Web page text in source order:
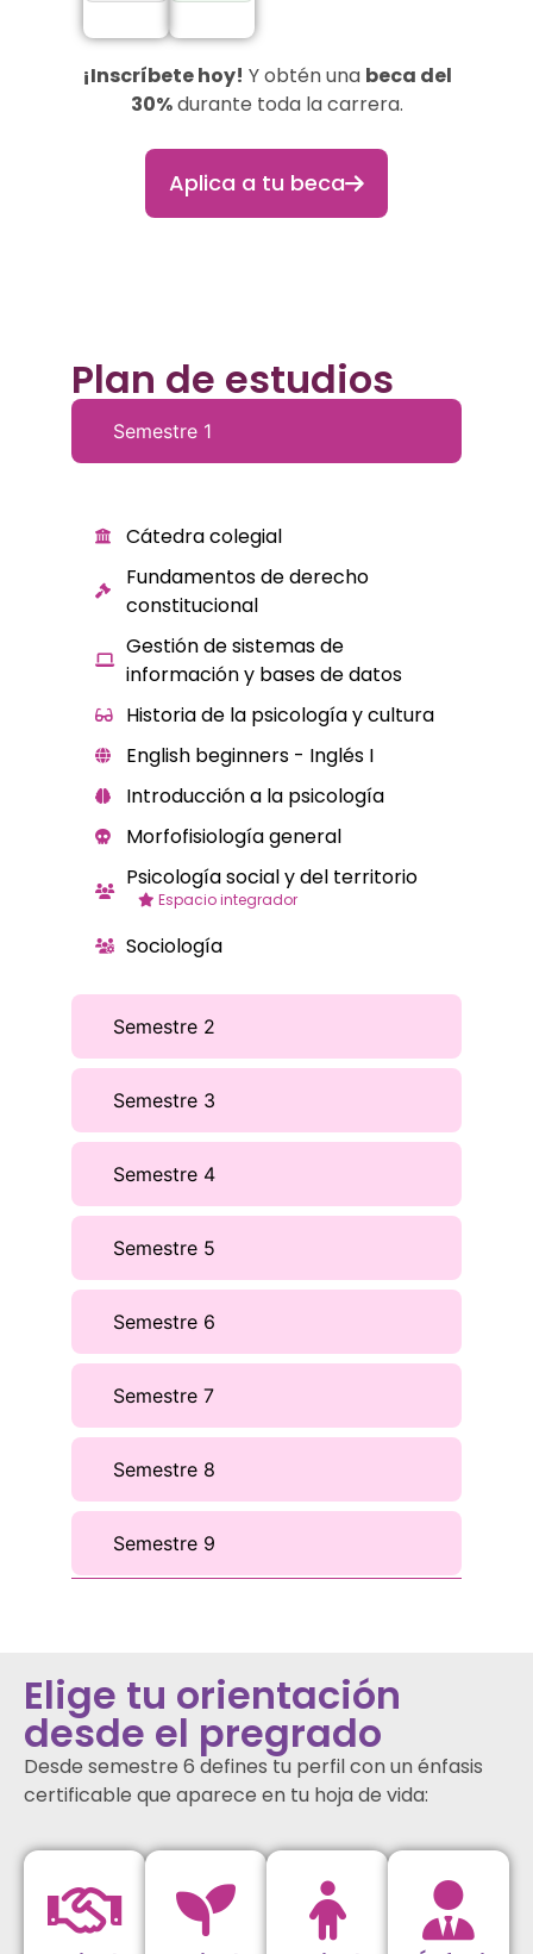
¡Inscríbete hoy! Y obtén una beca del
30%durante toda la carrera.
Aplica a tu beca
Plan de estudios
Semestre 1
Semestre 2
Semestre 3
Semestre 4
Semestre 5
Semestre 6
Semestre 7
Semestre 8
Semestre 9
Cátedra colegial
Fundamentos de derecho
constitucional
Gestión de sistemas de
información y bases de datos
Historia de la psicología y cultura
English beginners - Inglés I
Introducción a la psicología
Morfofisiología general
Psicología social y del territorio
Espacio integrador
Sociología
Elige tu orientación
desde el pregrado
Desde semestre 6 defines tu perfil con un énfasis
certificable que aparece en tu hoja de vida: